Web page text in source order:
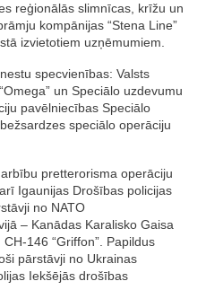
reģionālās slimnīcas, krīžu un
kompānijas “Stena Line”
izvietotiem uzņēmumiem.
specvienības: Valsts
un Speciālo uzdevumu
pavēlniecības Speciālo
speciālo operāciju
pretterorisma operāciju
Igaunijas Drošības policijas
no NATO
– Kanādas Karalisko Gaisa
146 “Griffon”. Papildus
pārstāvji no Ukrainas
Iekšējās drošības